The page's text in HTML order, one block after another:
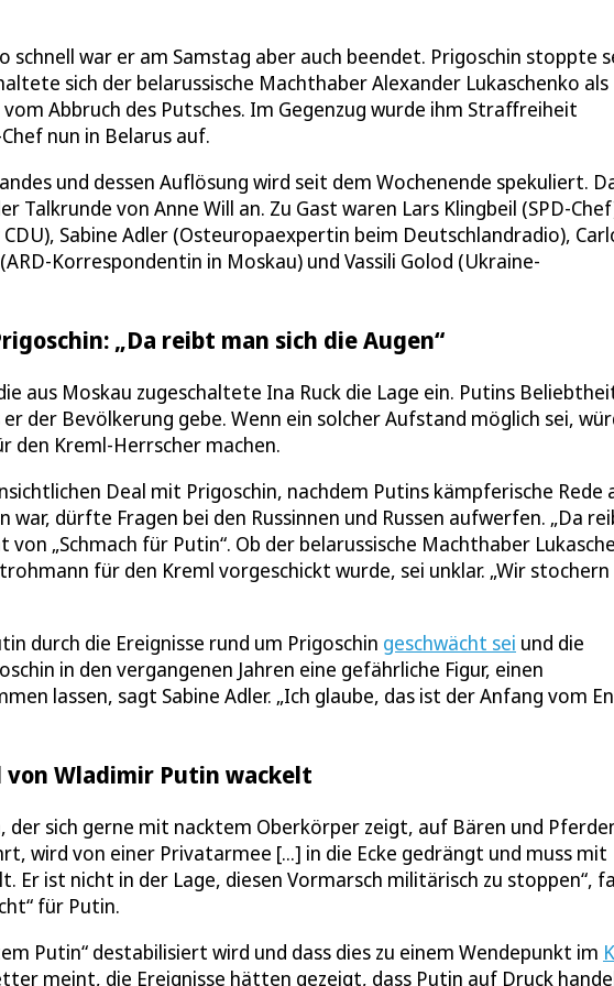
schnell war er am Samstag aber auch beendet. Prigoschin stoppte
sich der belarussische Machthaber Alexander Lukaschenko als
Abbruch des Putsches. Im Gegenzug wurde ihm Straffreiheit
nun in Belarus auf.
und dessen Auflösung wird seit dem Wochenende spekuliert.
Talkrunde von Anne Will an. Zu Gast waren Lars Klingbeil (SPD-
Sabine Adler (Osteuropaexpertin beim Deutschlandradio),
Korrespondentin in Moskau) und Vassili Golod (Ukraine-
„Da reibt man sich die Augen“
aus Moskau zugeschaltete Ina Ruck die Lage ein. Putins
der Bevölkerung gebe. Wenn ein solcher Aufstand möglich sei,
den Kreml-Herrscher machen.
Deal mit Prigoschin, nachdem Putins kämpferische Rede
dürfte Fragen bei den Russinnen und Russen aufwerfen. „Da
von „Schmach für Putin“. Ob der belarussische Machthaber
für den Kreml vorgeschickt wurde, sei unklar. „Wir stochern
durch die Ereignisse rund um Prigoschin geschwächt sei und die
in den vergangenen Jahren eine gefährliche Figur, einen
lassen, sagt Sabine Adler. „Ich glaube, das ist der Anfang vom
von Wladimir Putin wackelt
der sich gerne mit nacktem Oberkörper zeigt, auf Bären und
wird von einer Privatarmee [...] in die Ecke gedrängt und muss mit
ist nicht in der Lage, diesen Vormarsch militärisch zu stoppen“,
für Putin.
Putin“ destabilisiert wird und dass dies zu einem Wendepunkt im
meint, die Ereignisse hätten gezeigt, dass Putin auf Druck